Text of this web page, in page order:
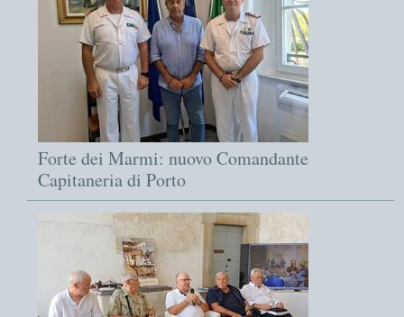
Forte dei Marmi: nuovo Comandante
Capitaneria di Porto